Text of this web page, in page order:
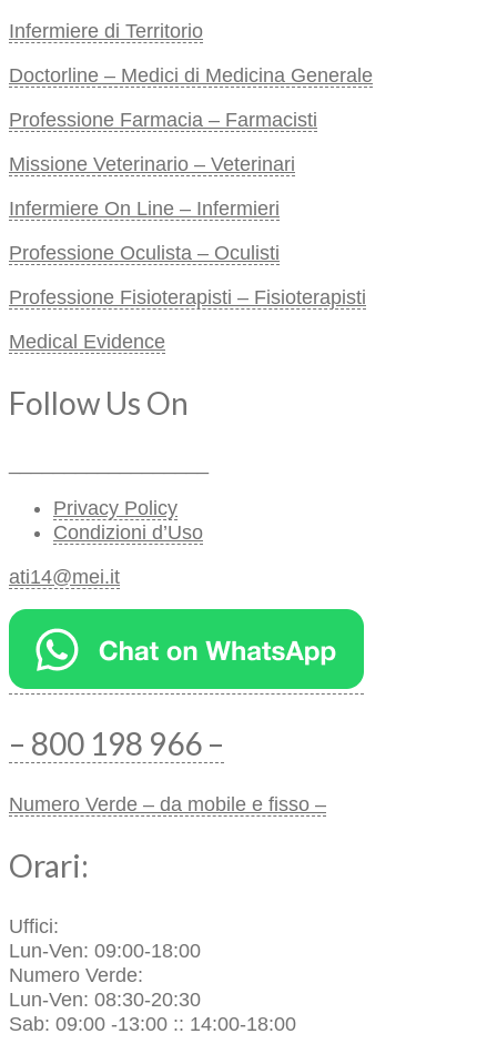
Infermiere di Territorio
Doctorline – Medici di Medicina Generale
Professione Farmacia – Farmacisti
Missione Veterinario – Veterinari
Infermiere On Line – Infermieri
Professione Oculista – Oculisti
Professione Fisioterapisti – Fisioterapisti
Medical Evidence
Follow Us On
Privacy Policy
Condizioni d’Uso
ati14@mei.it
– 800 198 966 –
Numero Verde – da mobile e fisso –
Orari:
Uffici:
Lun-Ven: 09:00-18:00
Numero Verde:
Lun-Ven: 08:30-20:30
Sab: 09:00 -13:00 :: 14:00-18:00